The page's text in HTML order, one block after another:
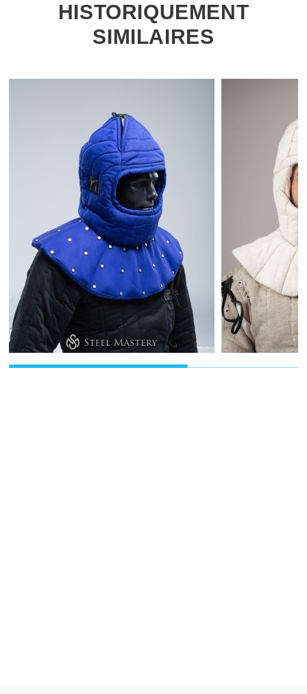
HISTORIQUEMENT
SIMILAIRES